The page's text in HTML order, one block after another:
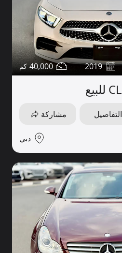
2019
40,000
التفاصيل مشاركة
دبي